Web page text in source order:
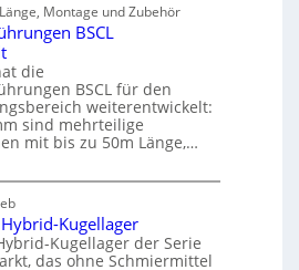
Montage und Zubehör
BSCL
die
BSCL für den
weiterentwickelt:
sind mehrteilige
mit bis zu 50m Länge,…
Kugellager
Kugellager der Serie
das ohne Schmiermittel